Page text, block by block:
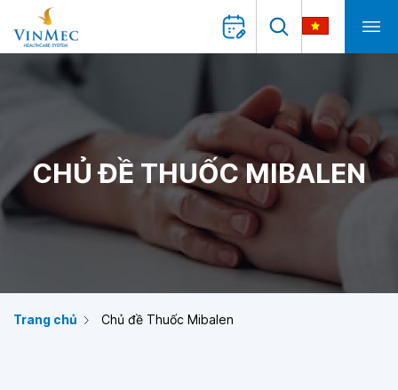
CHỦ ĐỀ THUỐC MIBALEN
Trang chủ Chủ đề Thuốc Mibalen